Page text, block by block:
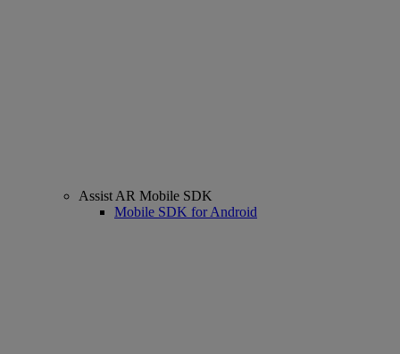
Assist AR Mobile SDK
Mobile SDK for Android